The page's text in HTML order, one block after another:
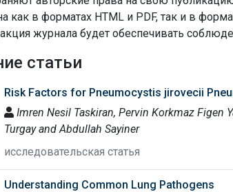
как в форматах HTML и PDF, так и в
журнала будет обеспечивать
статьи
Risk Factors for Pneumocystis jirovecii
Imren Nesil Taskiran, Pervin Korkmaz Figen
Turgay and Abdullah Sayiner
исследовательская статья
Understanding Common Lung Pathogens